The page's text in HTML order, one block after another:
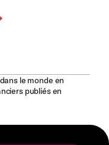
le monde en
publiés en